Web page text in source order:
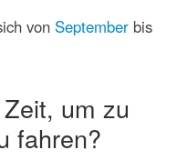
von September bis
um zu
fahren?